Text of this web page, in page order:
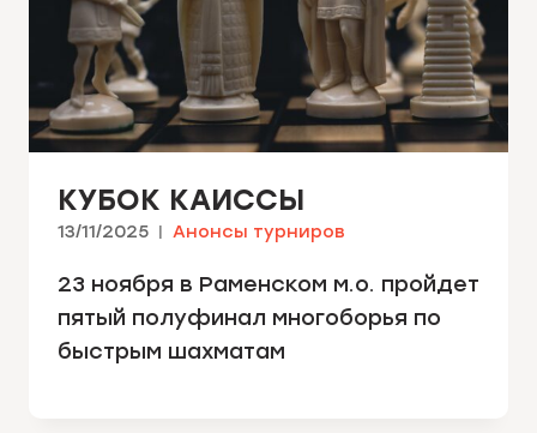
КУБОК КАИССЫ
13/11/2025 Анонсы турниров
23 ноября в Раменском м.о. пройдет
пятый полуфинал многоборья по
быстрым шахматам